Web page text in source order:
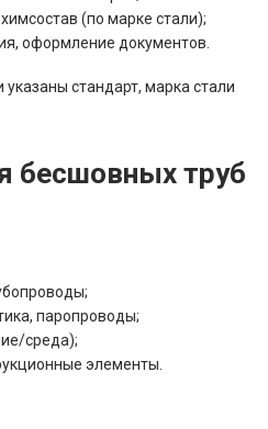
(по марке стали);
оформление документов.
стандарт, марка стали
бесшовных труб
паропроводы;
среда);
элементы.